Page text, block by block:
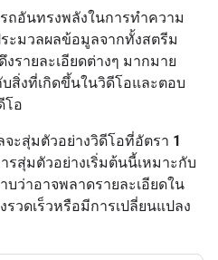
ถอันทรงพลังในการทำความ
ะมวลผลข้อมูลจากทั้งสตรีม
รายละเอียดต่างๆ มากมาย
สิ่งที่เกิดขึ้นในวิดีโอและตอบ
โอ
ะสุ่มตัวอย่างวิดีโอที่อัตรา 1
รสุ่มตัวอย่างเริ่มต้นนี้เหมาะกับ
ว่าอาจพลาดรายละเอียดใน
วดเร็วหรือมีการเปลี่ยนแปลง